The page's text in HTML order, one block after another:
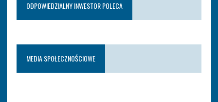
ODPOWIEDZIALNY INWESTOR POLECA
MEDIA SPOŁECZNOŚCIOWE